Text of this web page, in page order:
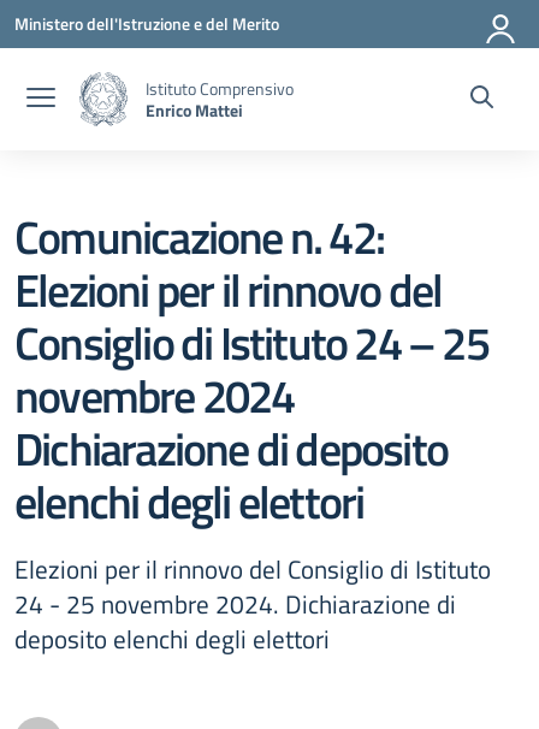
Vai ai contenuti
Vai al menu di navigazione
Vai al footer
Ministero dell'Istruzione e del Merito
Istituto Comprensivo
Enrico Mattei
Comunicazione n. 42:
Elezioni per il rinnovo del
Consiglio di Istituto 24 – 25
novembre 2024
Dichiarazione di deposito
elenchi degli elettori
Elezioni per il rinnovo del Consiglio di Istituto
24 - 25 novembre 2024. Dichiarazione di
deposito elenchi degli elettori